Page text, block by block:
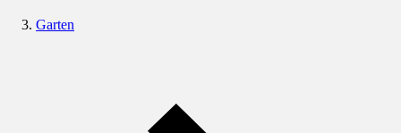
Garten